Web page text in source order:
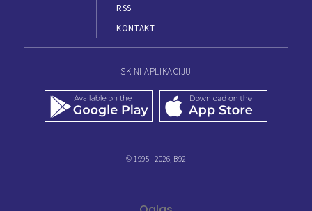
RSS
KONTAKT
SKINI APLIKACIJU
© 1995 - 2026, B92